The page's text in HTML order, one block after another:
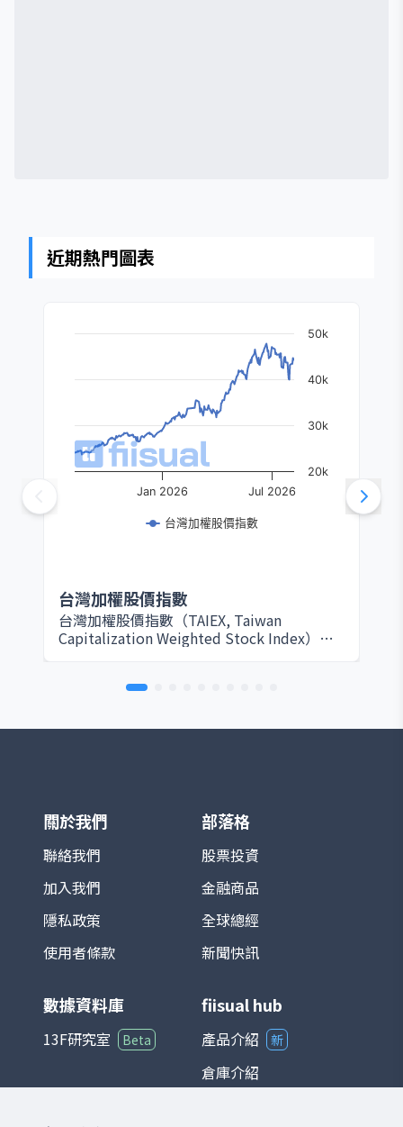
近期熱門圖表
台灣加權股價指數
Jan 2026 Jul 2026
20k
30k
40k
50k
台灣加權股價指數
台灣加權股價指數（TAIEX, Taiwan
Capitalization Weighted Stock Index）由
有在證交所上市的普通股為編製範圍，採用
積電、鴻海等）對指數影響最為顯著。基期
導體及電子製造重鎮，相關族群在指數中權
重極高，使其走勢往往與全球科技產業景氣
循環高度連動。 在投資應用上，TAIEX 不僅
融商品（如期貨、選擇權）以及各類基金的
參考標的。整體而言，台灣加權股價指數能
夠綜合反映台灣經濟與產業發展狀況，是國
際與本地投資人衡量台股的重要指標。
關於我們
聯絡我們
加入我們
隱私政策
使用者條款
部落格
股票投資
金融商品
全球總經
新聞快訊
數據資料庫
13F研究室 Beta
fiisual hub
產品介紹 新
倉庫介紹